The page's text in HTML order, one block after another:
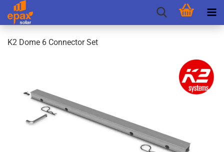
K2 Dome 6 Con­nec­tor Set